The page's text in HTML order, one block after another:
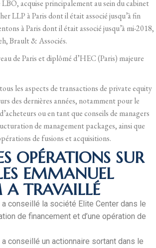
acquise principalement au sein du cabinet
LLP à Paris dont il était associé jusqu’à fin
à Paris dont il était associé jusqu’à mi-2018,
Brault & Associés.
de Paris et diplômé d’HEC (Paris) majeure
les aspects de transactions de private equity
des dernières années, notamment pour le
ou en tant que conseils de managers
de management packages, ainsi que
de fusions et acquisitions.
OPÉRATIONS SUR
EMMANUEL
TRAVAILLÉ
a conseillé la société Elite Center dans le
de financement et d’une opération de
a conseillé un actionnaire sortant dans le